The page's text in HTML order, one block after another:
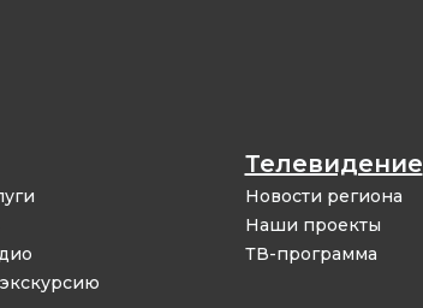
Телевидение
Новости региона
Наши проекты
ТВ-программа